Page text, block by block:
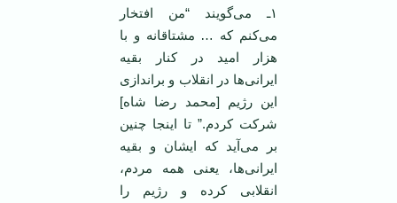
١ـ می‌گویند “من افتخار
می‌کنم که … مشتاقانه و با
هزار امید در کنار بقیه
ایرانی‌ها در انقلاب و بر‌اندازی
این رژیم [محمد رضا شاه]
شرکت کردم.” تا اینجا چنین
بر می‌آید که ایشان و بقیه
ایرانی‌ها، یعنی همه مردم،
انقلابی کرده و رژیم را